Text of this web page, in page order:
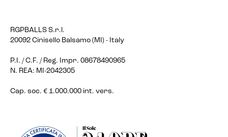
RGPBALLS S.r.l.
20092 Cinisello Balsamo (MI) - Italy
P.I. / C.F. / Reg. Impr. 08678490965
N. REA: MI-2042305
Cap. soc. € 1.000.000 int. vers.